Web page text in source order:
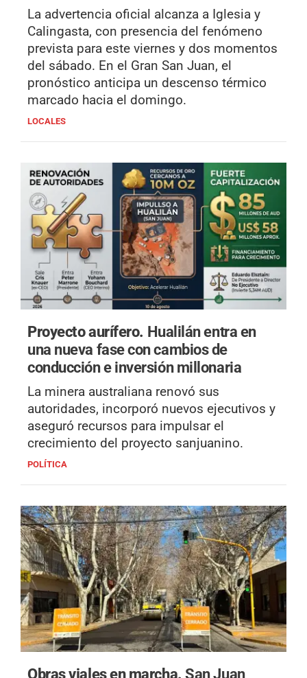
La advertencia oficial alcanza a Iglesia y
Calingasta, con presencia del fenómeno
prevista para este viernes y dos momentos
del sábado. En el Gran San Juan, el
pronóstico anticipa un descenso térmico
marcado hacia el domingo.
LOCALES
Proyecto aurífero. Hualilán entra en
una nueva fase con cambios de
conducción e inversión millonaria
La minera australiana renovó sus
autoridades, incorporó nuevos ejecutivos y
aseguró recursos para impulsar el
crecimiento del proyecto sanjuanino.
POLÍTICA
Obras viales en marcha.San Juan